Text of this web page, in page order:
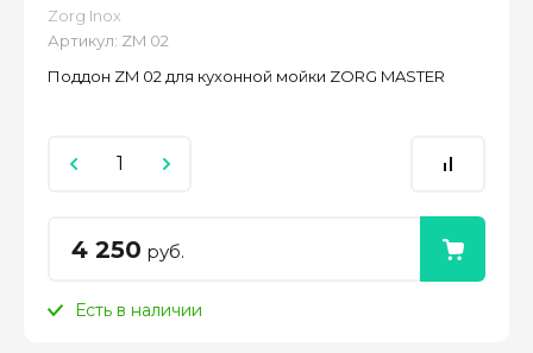
Zorg Inox
Артикул: ZM 02
Поддон ZM 02 для кухонной мойки ZORG MASTER
4 250 руб.
Есть в наличии